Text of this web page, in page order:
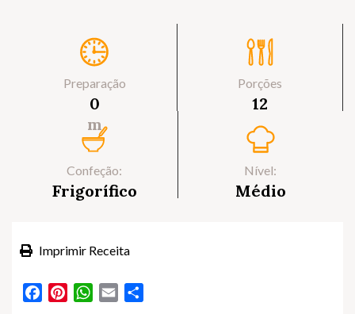
Preparação
0
m
Porções
12
Confeção:
Frigorífico
Nível:
Médio
Imprimir Receita
FacebookPinterestWhatsApp
Email